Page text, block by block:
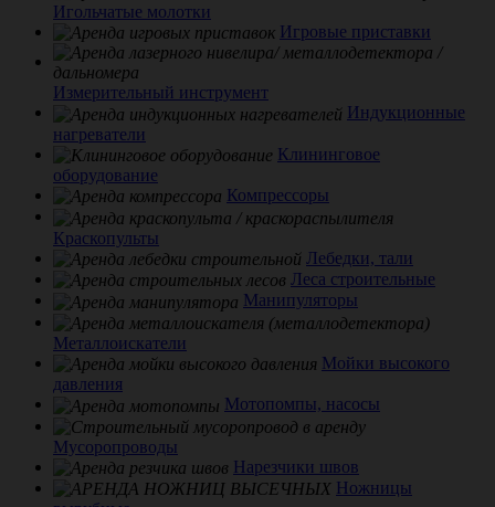
Игольчатые молотки
Игровые приставки
Измерительный инструмент
Индукционные
нагреватели
Клининговое
оборудование
Компрессоры
Краскопульты
Лебедки, тали
Леса строительные
Манипуляторы
Металлоискатели
Мойки высокого
давления
Мотопомпы, насосы
Мусоропроводы
Нарезчики швов
Ножницы